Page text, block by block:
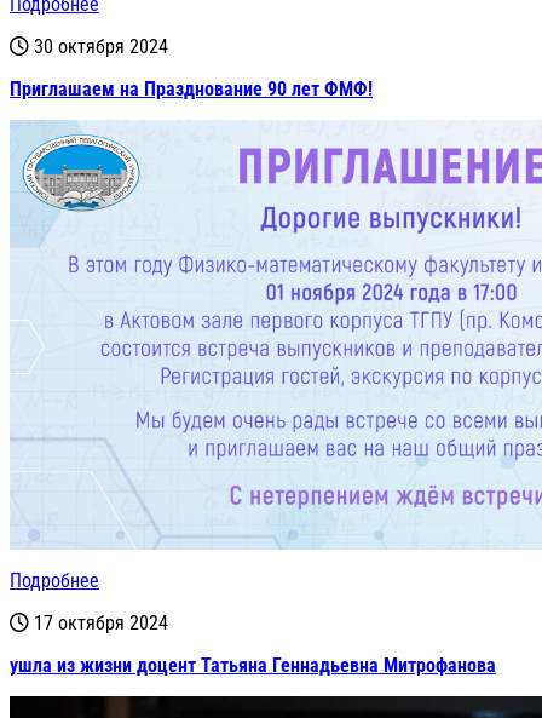
30 октября 2024
Приглашаем на Празднование 90 лет ФМФ!
Подробнее
17 октября 2024
ушла из жизни доцент Татьяна Геннадьевна Митрофанова